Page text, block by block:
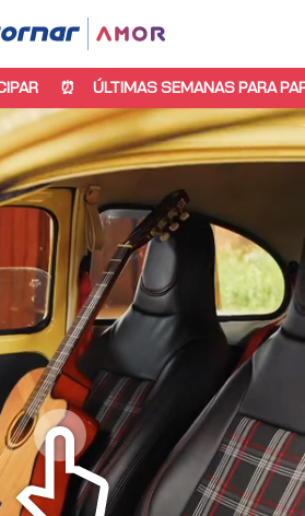
ÚLTIMAS SEMANAS PARA PARTICIPAR